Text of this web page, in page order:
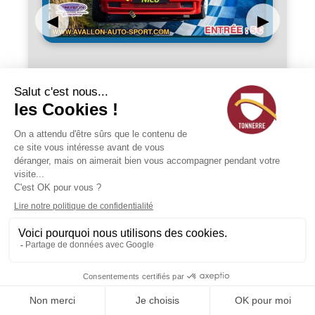
◀
08
52ÈME COURSE DE CÔTE
DE TONNERRE
Du Samedi 8 août au
Dimanche 9 août
Course de côte
89 - Tonnerre
▶